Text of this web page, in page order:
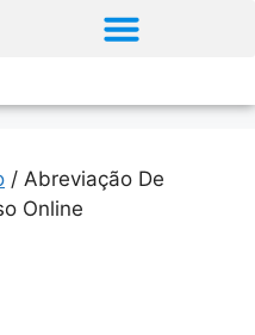
/ Abreviação De
Online